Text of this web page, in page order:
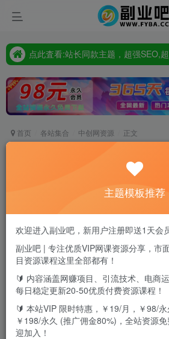
首页 各站集合 中创网资源 正文
（5641期）30·亿大卖·分享企
此内容为付费资源，请付费后查看
F币 9.9
高级代理免费
付费资源
主题模板推荐
欢迎进入副业吧，新用户注册即送1天会
副业吧 | 专注优质VIP网课资源分享，市
目资源课程这里全部都有！
🔰 内容涵盖网赚项目、引流技术、电商
每日稳定更新20-50优质付费资源课程！
🔰 本站VIP 限时特惠，￥19/月，￥98/
￥198/永久 (推广佣金80%)，全站资源
迎加入！